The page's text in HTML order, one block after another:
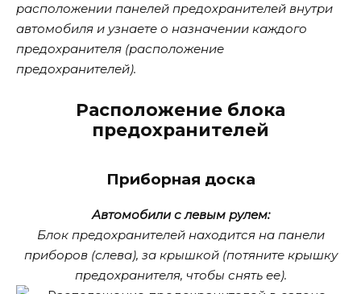
расположении панелей предохранителей внутри
автомобиля и узнаете о назначении каждого
предохранителя (расположение
предохранителей).
Расположение блока
предохранителей
Приборная доска
Автомобили с левым рулем:
Блок предохранителей находится на панели
приборов (слева), за крышкой (потяните крышку
предохранителя, чтобы снять ее).